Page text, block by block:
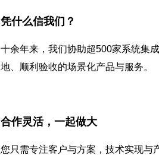
凭什么信我们？
十余年来，我们协助超500家系统集
地、顺利验收的场景化产品与服务。
合作灵活，一起做大
您只需专注客户与方案，技术实现与